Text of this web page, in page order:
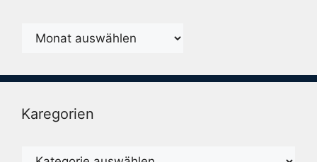
Monatsarchiv
Karegorien
Karegorien